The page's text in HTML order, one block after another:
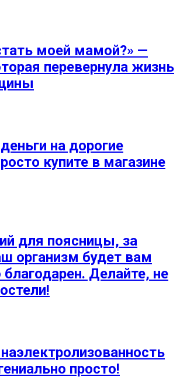
моей мамой?» —
перевернула жизнь
на дорогие
купите в магазине
для поясницы, за
организм будет вам
благодарен. Делайте, не
просто!